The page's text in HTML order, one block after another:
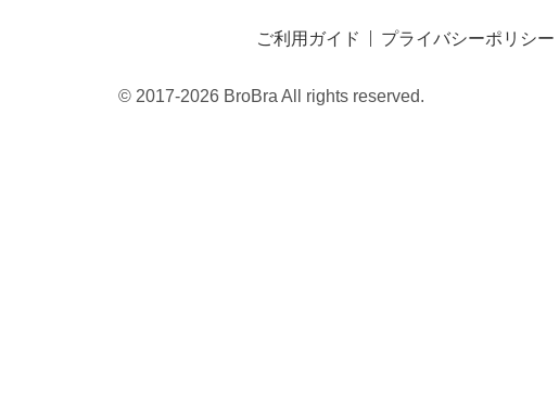
ご利用ガイド プライバシーポリシー
© 2017-2026 BroBra All rights reserved.